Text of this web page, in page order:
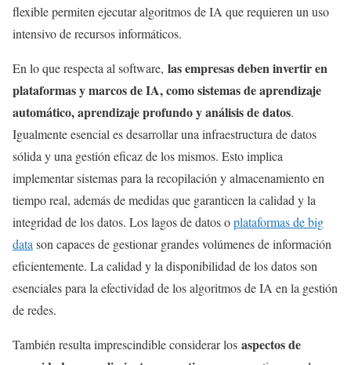
flexible permiten ejecutar algoritmos de IA que requieren un uso
intensivo de recursos informáticos.
En lo que respecta al software, las empresas deben invertir en
plataformas y marcos de IA, como sistemas de aprendizaje
automático, aprendizaje profundo y análisis de datos.
Igualmente esencial es desarrollar una infraestructura de datos
sólida y una gestión eficaz de los mismos. Esto implica
implementar sistemas para la recopilación y almacenamiento en
tiempo real, además de medidas que garanticen la calidad y la
integridad de los datos. Los lagos de datos oplataformas de big
data son capaces de gestionar grandes volúmenes de información
eficientemente. La calidad y la disponibilidad de los datos son
esenciales para la efectividad de los algoritmos de IA en la gestión
de redes.
También resulta imprescindible considerar los aspectos de